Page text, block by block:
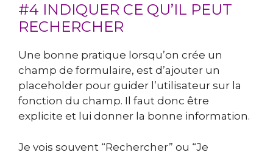
#4 INDIQUER CE QU’IL PEUT
RECHERCHER
Une bonne pratique lorsqu’on crée un
champ de formulaire, est d’ajouter un
placeholder pour guider l’utilisateur sur la
fonction du champ. Il faut donc être
explicite et lui donner la bonne information.
Je vois souvent “Rechercher” ou “Je